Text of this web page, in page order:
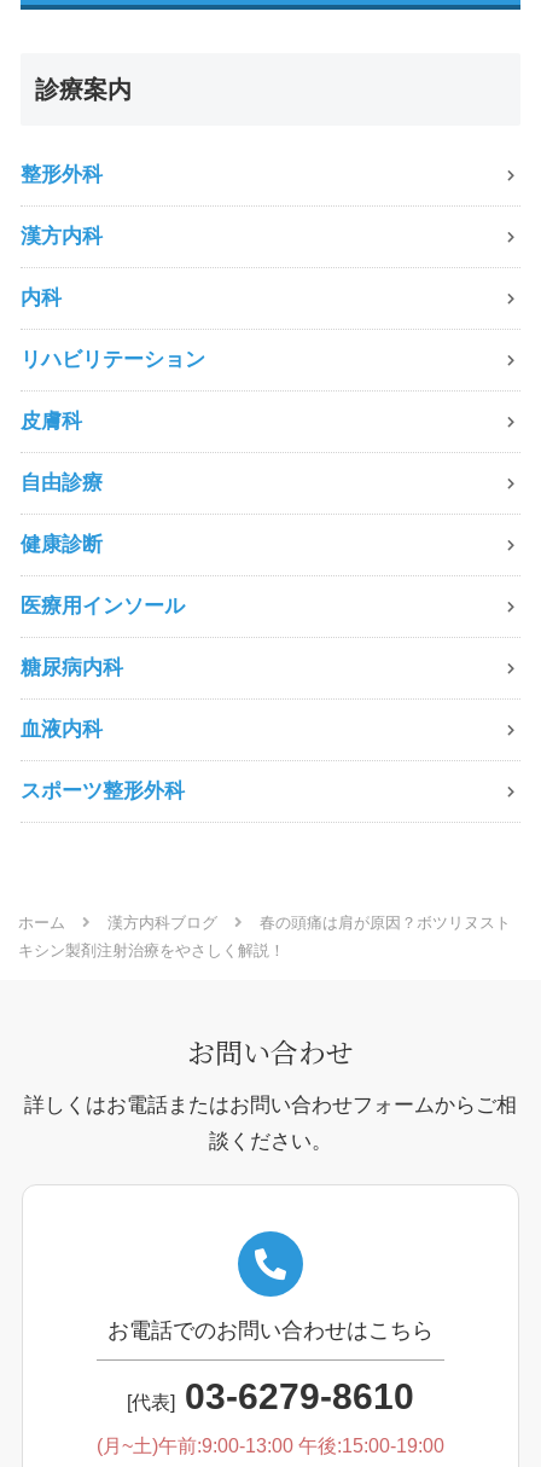
診療案内
整形外科
漢方内科
内科
リハビリテーション
皮膚科
自由診療
健康診断
医療用インソール
糖尿病内科
血液内科
スポーツ整形外科
ホーム 漢方内科ブログ
春の頭痛は肩が原因？ボツリヌスト
キシン製剤注射治療をやさしく解説！
お問い合わせ
詳しくはお電話またはお問い合わせフォームからご相
談ください。
お電話でのお問い合わせはこちら
[代表] 03-6279-8610
(月~土)午前:9:00-13:00 午後:15:00-19:00